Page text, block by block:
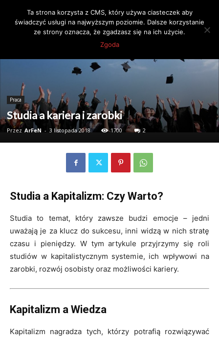
Strona główna Praca
Praca
Studia a kariera i zarobki
Przez ArFeN - 3 listopada 2018 1700 2
Studia a Kapitalizm: Czy Warto?
Studia to temat, który zawsze budzi emocje – jedni
uważają je za klucz do sukcesu, inni widzą w nich stratę
czasu i pieniędzy. W tym artykule przyjrzymy się roli
studiów w kapitalistycznym systemie, ich wpływowi na
zarobki, rozwój osobisty oraz możliwości kariery.
Kapitalizm a Wiedza
Kapitalizm nagradza tych, którzy potrafią rozwiązywać
Ta strona korzysta z CMS, który używa ciasteczek aby
świadczyć usługi na najwyższym poziomie. Dalsze korzystanie
ze strony oznacza, że zgadzasz się na ich użycie.
Zgoda